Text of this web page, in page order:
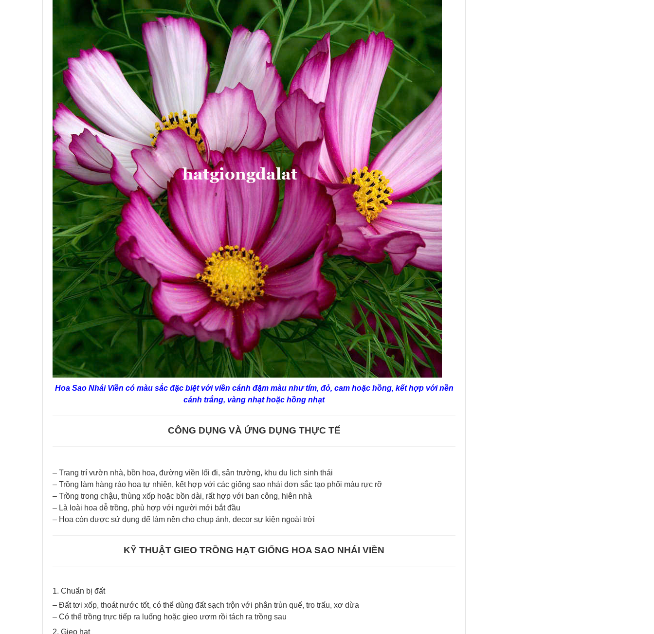
Hoa Sao Nhái Viền có màu sắc đặc biệt với viền cánh đậm màu như tím, đỏ, cam hoặc hồng, kết hợp với nền
cánh trắng, vàng nhạt hoặc hồng nhạt
CÔNG DỤNG VÀ ỨNG DỤNG THỰC TẾ
– Trang trí vườn nhà, bồn hoa, đường viền lối đi, sân trường, khu du lịch sinh thái
– Trồng làm hàng rào hoa tự nhiên, kết hợp với các giống sao nhái đơn sắc tạo phối màu rực rỡ
– Trồng trong chậu, thùng xốp hoặc bồn dài, rất hợp với ban công, hiên nhà
– Là loài hoa dễ trồng, phù hợp với người mới bắt đầu
– Hoa còn được sử dụng để làm nền cho chụp ảnh, decor sự kiện ngoài trời
KỸ THUẬT GIEO TRỒNG HẠT GIỐNG HOA SAO NHÁI VIỀN
1. Chuẩn bị đất
– Đất tơi xốp, thoát nước tốt, có thể dùng đất sạch trộn với phân trùn quế, tro trấu, xơ dừa
– Có thể trồng trực tiếp ra luống hoặc gieo ươm rồi tách ra trồng sau
2. Gieo hạt